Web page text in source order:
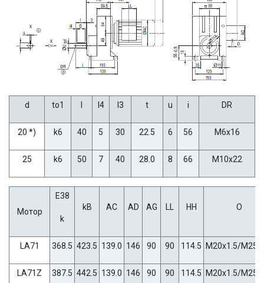
d to1 l4 l3 t u i DR
20 *) k6 40 5 30 22.5 6 56 M6x16
25 k6 50 7 40 28.0 8 66 M10x22
Мотор
E38
k
kB AC AD AG LL HH O
LA71 368.5 423.5 139.0 146 90 90 114.5 M20x1.5/
LA71Z 387.5 442.5 139.0 146 90 90 114.5 M20x1.5/